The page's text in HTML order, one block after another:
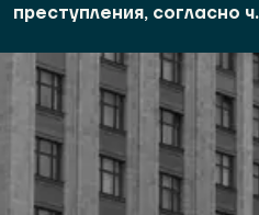
преступления, согласно